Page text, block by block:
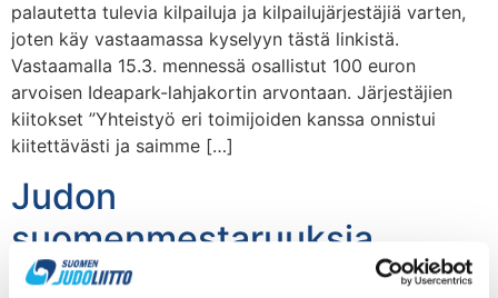
palautetta tulevia kilpailuja ja kilpailujärjestäjiä varten,
joten käy vastaamassa kyselyyn tästä linkistä.
Vastaamalla 15.3. mennessä osallistut 100 euron
arvoisen Ideapark-lahjakortin arvontaan. Järjestäjien
kiitokset ”Yhteistyö eri toimijoiden kanssa onnistui
kiitettävästi ja saimme […]
Judon
suomenmestaruuksia
ratkotaan kahtena